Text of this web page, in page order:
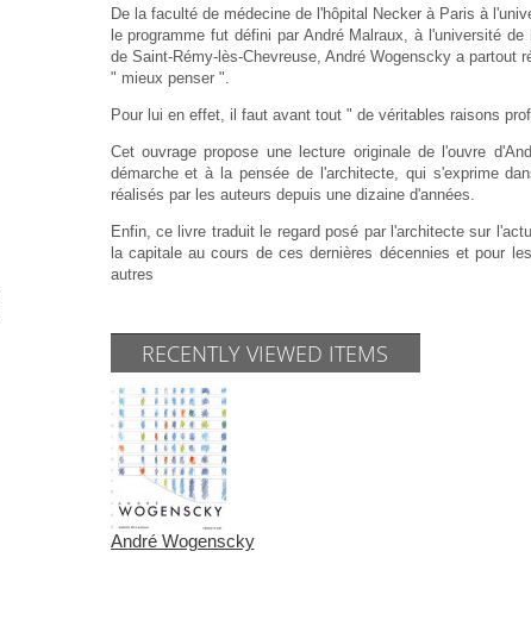
De la faculté de médecine de l'hôpital Necker à Paris à
le programme fut défini par André Malraux, à l'université
de Saint-Rémy-lès-Chevreuse, André Wogenscky a
" mieux penser ".
Pour lui en effet, il faut avant tout " de véritables raisons
Cet ouvrage propose une lecture originale de l'ouvre
démarche et à la pensée de l'architecte, qui s'exprime
réalisés par les auteurs depuis une dizaine d'années.
Enfin, ce livre traduit le regard posé par l'architecte sur
la capitale au cours de ces dernières décennies et pour
autres
RECENTLY VIEWED ITEMS
André Wogenscky